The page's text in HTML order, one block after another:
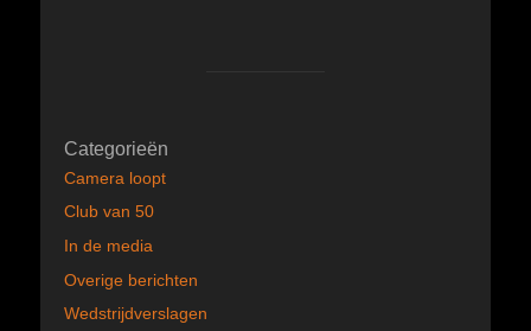
Categorieën
Camera loopt
Club van 50
In de media
Overige berichten
Wedstrijdverslagen